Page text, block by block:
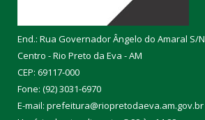
End.: Rua Governador Ângelo do Amaral S/N
Centro - Rio Preto da Eva - AM
CEP: 69117-000
Fone: (92) 3031-6970
E-mail: prefeitura@riopretodaeva.am.gov.br